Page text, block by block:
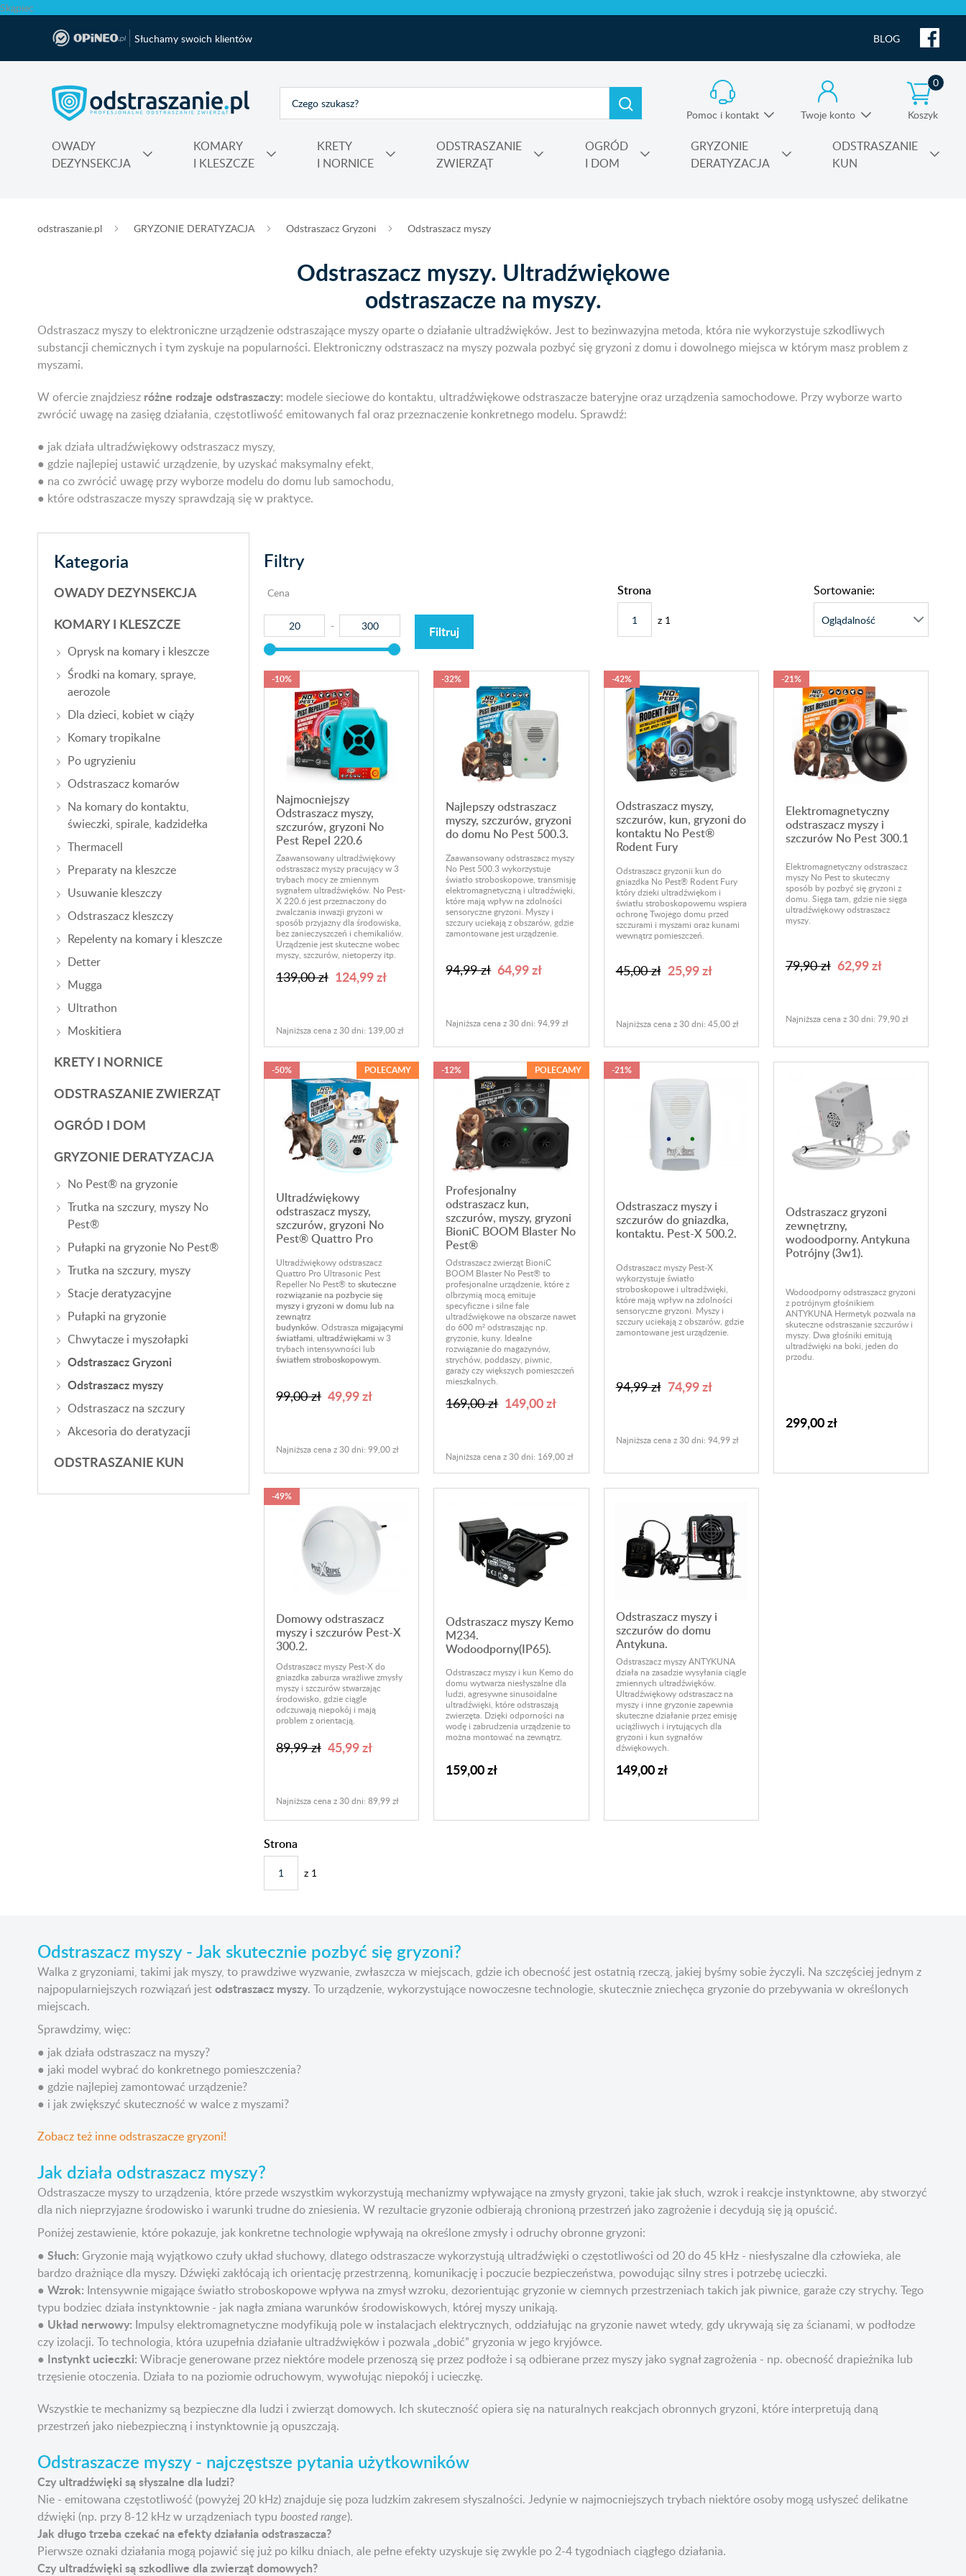
Skąpiec
Słuchamy swoich klientów BLOG
Pomoc i kontakt Twoje konto Koszyk
0
OWADY
DEZYNSEKCJA
KOMARY
I KLESZCZE
KRETY
I NORNICE
ODSTRASZANIE
ZWIERZĄT
OGRÓD
I DOM
GRYZONIE
DERATYZACJA
ODSTRASZANIE
KUN
odstraszanie.pl GRYZONIE DERATYZACJA Odstraszacz Gryzoni Odstraszacz myszy
Odstraszacz myszy. Ultradźwiękowe
odstraszacze na myszy.
Odstraszacz myszy to elektroniczne urządzenie odstraszające myszy oparte o działanie ultradźwięków. Jest to bezinwazyjna metoda, która nie wykorzystuje szkodliwych
substancji chemicznych i tym zyskuje na popularności. Elektroniczny odstraszacz na myszy pozwala pozbyć się gryzoni z domu i dowolnego miejsca w którym masz problem z
myszami.
W ofercie znajdziesz różne rodzaje odstraszaczy: modele sieciowe do kontaktu, ultradźwiękowe odstraszacze bateryjne oraz urządzenia samochodowe. Przy wyborze warto
zwrócić uwagę na zasięg działania, częstotliwość emitowanych fal oraz przeznaczenie konkretnego modelu. Sprawdź:
● jak działa ultradźwiękowy odstraszacz myszy,
● gdzie najlepiej ustawić urządzenie, by uzyskać maksymalny efekt,
● na co zwrócić uwagę przy wyborze modelu do domu lub samochodu,
● które odstraszacze myszy sprawdzają się w praktyce.
Kategoria
OWADY DEZYNSEKCJA
KOMARY I KLESZCZE
Oprysk na komary i kleszcze
Środki na komary, spraye,
aerozole
Dla dzieci, kobiet w ciąży
Komary tropikalne
Po ugryzieniu
Odstraszacz komarów
Na komary do kontaktu,
świeczki, spirale, kadzidełka
Thermacell
Preparaty na kleszcze
Usuwanie kleszczy
Odstraszacz kleszczy
Repelenty na komary i kleszcze
Detter
Mugga
Ultrathon
Moskitiera
KRETY I NORNICE
ODSTRASZANIE ZWIERZĄT
OGRÓD I DOM
GRYZONIE DERATYZACJA
No Pest® na gryzonie
Trutka na szczury, myszy No
Pest®
Pułapki na gryzonie No Pest®
Trutka na szczury, myszy
Stacje deratyzacyjne
Pułapki na gryzonie
Chwytacze i myszołapki
Odstraszacz Gryzoni
Odstraszacz myszy
Odstraszacz na szczury
Akcesoria do deratyzacji
ODSTRASZANIE KUN
Filtry
Cena
Filtruj
Strona
z 1
Sortowanie:
Najmocniejszy
Odstraszacz myszy,
szczurów, gryzoni No
Pest Repel 220.6
-10%
Zaawansowany ultradźwiękowy
odstraszacz myszy pracujący w 3
trybach mocy ze zmiennym
sygnałem ultradźwięków. No Pest-
X 220.6 jest przeznaczony do
zwalczania inwazji gryzoni w
sposób przyjazny dla środowiska,
bez zanieczyszczeń i chemikaliów.
Urządzenie jest skuteczne wobec
myszy, szczurów, nietoperzy itp.
139,00 zł 124,99 zł
Najniższa cena z 30 dni: 139,00 zł
Najlepszy odstraszacz
myszy, szczurów, gryzoni
do domu No Pest 500.3.
-32%
Zaawansowany odstraszacz myszy
No Pest 500.3 wykorzystuje
światło stroboskopowe, transmisję
elektromagnetyczną i ultradźwięki,
które mają wpływ na zdolności
sensoryczne gryzoni. Myszy i
szczury uciekają z obszarów, gdzie
zamontowane jest urządzenie.
94,99 zł 64,99 zł
Najniższa cena z 30 dni: 94,99 zł
Odstraszacz myszy,
szczurów, kun, gryzoni do
kontaktu No Pest®
Rodent Fury
-42%
Odstraszacz gryzonii kun do
gniazdka No Pest® Rodent Fury
który dzieki ultradźwiękom i
światłu stroboskopowemu wspiera
ochronę Twojego domu przed
szczurami i myszami oraz kunami
wewnątrz pomieszczeń.
45,00 zł 25,99 zł
Najniższa cena z 30 dni: 45,00 zł
Elektromagnetyczny
odstraszacz myszy i
szczurów No Pest 300.1
-21%
Elektromagnetyczny odstraszacz
myszy No Pestto skuteczny
sposób by pozbyć się gryzoni z
domu. Sięga tam, gdzie nie sięga
ultradźwiękowy odstraszacz
myszy.
79,90 zł 62,99 zł
Najniższa cena z 30 dni: 79,90 zł
Ultradźwiękowy
odstraszacz myszy,
szczurów, gryzoni No
Pest® Quattro Pro
-50% POLECAMY
Ultradźwiękowy odstraszacz
Quattro Pro Ultrasonic Pest
Repeller No Pest® toskuteczne
rozwiązanie na pozbycie się
myszy i gryzoni w domu lub na
zewnątrz
budynków. Odstrasza migającymi
światłami, ultradźwiękamiw 3
trybach intensywności lub
światłem stroboskopowym.
99,00 zł 49,99 zł
Najniższa cena z 30 dni: 99,00 zł
Profesjonalny
odstraszacz kun,
szczurów, myszy, gryzoni
BioniC BOOM Blaster No
Pest®
-12% POLECAMY
Odstraszacz zwierząt BioniC
BOOM Blaster No Pest® to
profesjonalne urządzenie, które z
olbrzymią mocą emituje
specyficzne i silne fale
ultradźwiękowe na obszarze nawet
do 600 m² odstraszając np.
gryzonie, kuny. Idealne
rozwiązanie do magazynów,
strychów, poddaszy, piwnic,
garaży czy większych pomieszczeń
mieszkalnych.
169,00 zł 149,00 zł
Najniższa cena z 30 dni: 169,00 zł
Odstraszacz myszy i
szczurów do gniazdka,
kontaktu. Pest-X 500.2.
-21%
Odstraszacz myszy Pest-X
wykorzystuje światło
stroboskopowe i ultradźwięki,
które mają wpływ na zdolności
sensoryczne gryzoni. Myszy i
szczury uciekają z obszarów, gdzie
zamontowane jest urządzenie.
94,99 zł 74,99 zł
Najniższa cena z 30 dni: 94,99 zł
Odstraszacz gryzoni
zewnętrzny,
wodoodporny. Antykuna
Potrójny (3w1).
Wodoodporny odstraszacz gryzoni
z potrójnym głośnikiem
ANTYKUNA Hermetyk pozwala na
skuteczne odstraszanie szczurów i
myszy. Dwa głośniki emitują
ultradźwięki na boki, jeden do
przodu.
299,00 zł
Domowy odstraszacz
myszy i szczurów Pest-X
300.2.
-49%
Odstraszacz myszy Pest-X do
gniazdka zaburza wrażliwe zmysły
myszy i szczurów stwarzając
środowisko, gdzie ciągle
odczuwają niepokój i mają
problem z orientacją.
89,99 zł 45,99 zł
Najniższa cena z 30 dni: 89,99 zł
Odstraszacz myszy Kemo
M234.
Wodoodporny(IP65).
Odstraszacz myszy i kun Kemo do
domu wytwarza niesłyszalne dla
ludzi, agresywne sinusoidalne
ultradźwięki, które odstraszają
zwierzęta. Dzięki odporności na
wodę i zabrudzenia urządzenie to
można montować na zewnątrz.
159,00 zł
Odstraszacz myszy i
szczurów do domu
Antykuna.
Odstraszacz myszy ANTYKUNA
działa na zasadzie wysyłania ciągle
zmiennych ultradźwięków.
Ultradźwiękowy odstraszacz na
myszy i inne gryzonie zapewnia
skuteczne działanie przez emisję
uciążliwych i irytujących dla
gryzoni i kun sygnałów
dźwiękowych.
149,00 zł
Strona
z 1
Odstraszacz myszy - Jak skutecznie pozbyć się gryzoni?
Walka z gryzoniami, takimi jak myszy, to prawdziwe wyzwanie, zwłaszcza w miejscach, gdzie ich obecność jest ostatnią rzeczą, jakiej byśmy sobie życzyli. Na szczęściej jednym z
najpopularniejszych rozwiązań jestodstraszacz myszy. To urządzenie, wykorzystujące nowoczesne technologie, skutecznie zniechęca gryzonie do przebywania w określonych
miejscach.
Sprawdzimy, więc:
● jak działa odstraszacz na myszy?
● jaki model wybrać do konkretnego pomieszczenia?
● gdzie najlepiej zamontować urządzenie?
● i jak zwiększyć skuteczność w walce z myszami?
Zobacz też inne odstraszacze gryzoni!
Jak działa odstraszacz myszy?
Odstraszacze myszy to urządzenia, które przede wszystkim wykorzystują mechanizmy wpływające na zmysły gryzoni, takie jak słuch, wzrok i reakcje instynktowne, aby stworzyć
dla nich nieprzyjazne środowisko i warunki trudne do zniesienia. W rezultacie gryzonie odbierają chronioną przestrzeń jako zagrożenie i decydują się ją opuścić.
Poniżej zestawienie, które pokazuje, jak konkretne technologie wpływają na określone zmysły i odruchy obronne gryzoni:
● Słuch: Gryzonie mają wyjątkowo czuły układ słuchowy, dlatego odstraszacze wykorzystują ultradźwięki o częstotliwości od 20 do 45 kHz - niesłyszalne dla człowieka, ale
bardzo drażniące dla myszy. Dźwięki zakłócają ich orientację przestrzenną, komunikację i poczucie bezpieczeństwa, powodując silny stres i potrzebę ucieczki.
● Wzrok: Intensywnie migające światło stroboskopowe wpływa na zmysł wzroku, dezorientując gryzonie w ciemnych przestrzeniach takich jak piwnice, garaże czy strychy. Tego
typu bodziec działa instynktownie - jak nagła zmiana warunków środowiskowych, której myszy unikają.
● Układ nerwowy: Impulsy elektromagnetyczne modyfikują pole w instalacjach elektrycznych, oddziałując na gryzonie nawet wtedy, gdy ukrywają się za ścianami, w podłodze
czy izolacji. To technologia, która uzupełnia działanie ultradźwięków i pozwala „dobić” gryzonia w jego kryjówce.
● Instynkt ucieczki: Wibracje generowane przez niektóre modele przenoszą się przez podłoże i są odbierane przez myszy jako sygnał zagrożenia - np. obecność drapieżnika lub
trzęsienie otoczenia. Działa to na poziomie odruchowym, wywołując niepokój i ucieczkę.
Wszystkie te mechanizmy są bezpieczne dla ludzi i zwierząt domowych. Ich skuteczność opiera się na naturalnych reakcjach obronnych gryzoni, które interpretują daną
przestrzeń jako niebezpieczną i instynktownie ją opuszczają.
Odstraszacze myszy - najczęstsze pytania użytkowników
Czy ultradźwięki są słyszalne dla ludzi?
Nie - emitowana częstotliwość (powyżej 20 kHz) znajduje się poza ludzkim zakresem słyszalności. Jedynie w najmocniejszych trybach niektóre osoby mogą usłyszeć delikatne
dźwięki (np. przy 8-12 kHz w urządzeniach typu boosted range).
Jak długo trzeba czekać na efekty działania odstraszacza?
Pierwsze oznaki działania mogą pojawić się już po kilku dniach, ale pełne efekty uzyskuje się zwykle po 2-4 tygodniach ciągłego działania.
Czy ultradźwięki są szkodliwe dla zwierząt domowych?